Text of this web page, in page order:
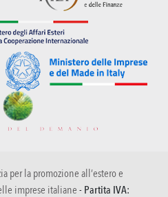
per la promozione all’estero e
imprese italiane - Partita IVA: